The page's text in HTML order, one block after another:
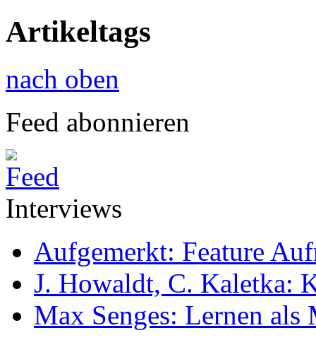
Artikeltags
nach oben
Feed abonnieren
Interviews
Aufgemerkt: Feature
J. Howaldt, C. Kaletka:
Max Senges: Lernen als